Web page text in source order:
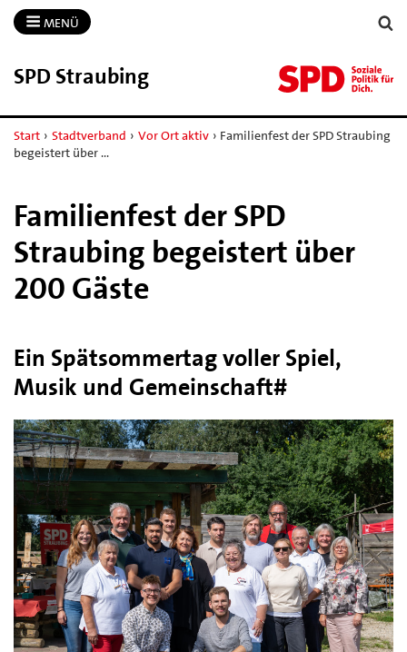
MENÜ
SPD Straubing
Start › Stadtverband › Vor Ort aktiv › Familienfest der SPD Straubing
begeistert über …
Familienfest der SPD
Straubing begeistert über
200 Gäste
Ein Spätsommertag voller Spiel,
Musik und Gemeinschaft#